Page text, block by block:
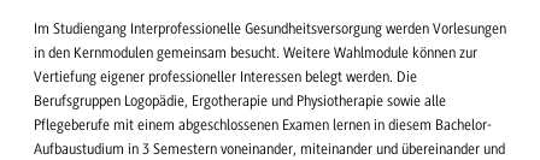
Im Studiengang Interprofessionelle Gesundheitsversorgung werden Vorlesungen
in den Kernmodulen gemeinsam besucht. Weitere Wahlmodule können zur
Vertiefung eigener professioneller Interessen belegt werden. Die
Berufsgruppen Logopädie, Ergotherapie und Physiotherapie sowie alle
Pflegeberufe mit einem abgeschlossenen Examen lernen in diesem Bachelor-
Aufbaustudium in 3 Semestern voneinander, miteinander und übereinander und